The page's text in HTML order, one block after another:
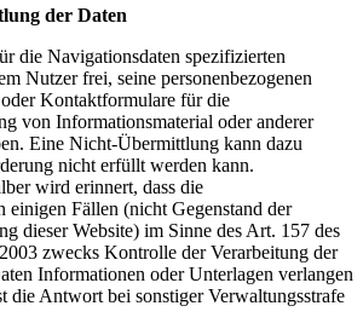
der Daten
die Navigationsdaten spezifizierten
Nutzer frei, seine personenbezogenen
Kontaktformulare für die
von Informationsmaterial oder anderer
Eine Nicht-Übermittlung kann dazu
nicht erfüllt werden kann.
wird erinnert, dass die
einigen Fällen (nicht Gegenstand der
dieser Website) im Sinne des Art. 157 des
zwecks Kontrolle der Verarbeitung der
Informationen oder Unterlagen verlangen
die Antwort bei sonstiger Verwaltungsstrafe